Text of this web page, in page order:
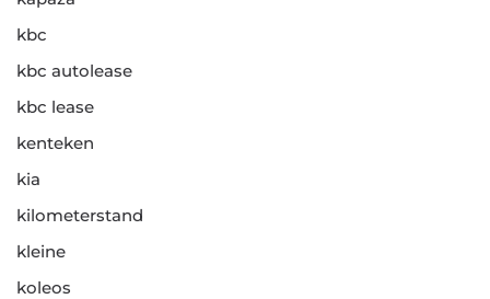
kbc
kbc autolease
kbc lease
kenteken
kia
kilometerstand
kleine
koleos